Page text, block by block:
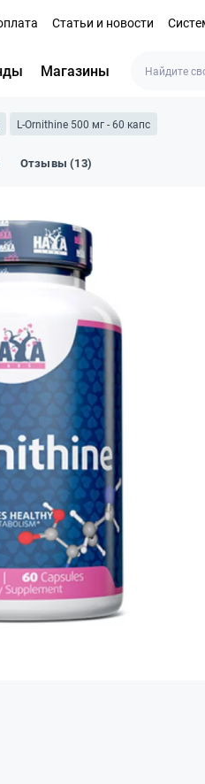
Статьи и новости
Магазины
L-Ornithine 500 мг - 60 капс
Отзывы (13)